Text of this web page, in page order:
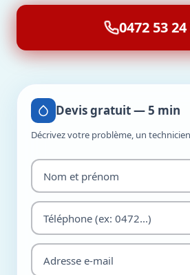
0472 53 24
Devis gratuit — 5 min
Décrivez votre problème, un